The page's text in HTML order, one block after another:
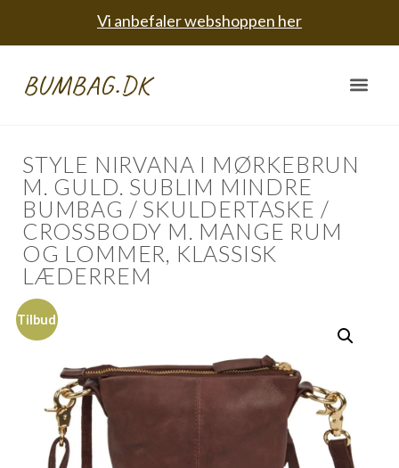
Vi anbefaler webshoppen her
BUMBAG.DK
STYLE NIRVANA I MØRKEBRUN
M. GULD. SUBLIM MINDRE
BUMBAG / SKULDERTASKE /
CROSSBODY M. MANGE RUM
OG LOMMER, KLASSISK
LÆDERREM
Tilbud